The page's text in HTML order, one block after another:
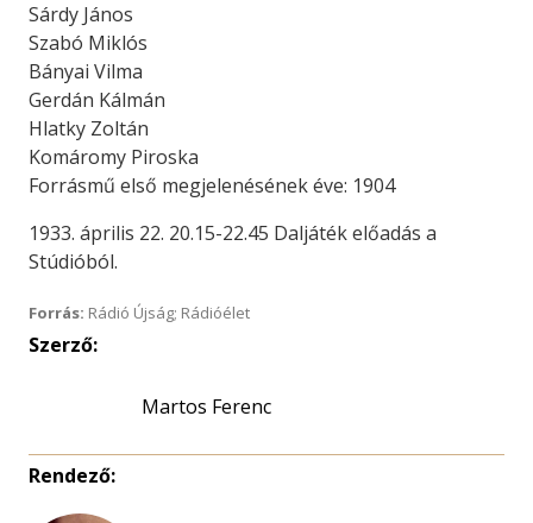
Sárdy János
Szabó Miklós
Bányai Vilma
Gerdán Kálmán
Hlatky Zoltán
Komáromy Piroska
Forrásmű első megjelenésének éve: 1904
1933. április 22. 20.15-22.45 Daljáték előadás a
Stúdióból.
Forrás: Rádió Újság; Rádióélet
Szerző:
Martos Ferenc
Rendező: